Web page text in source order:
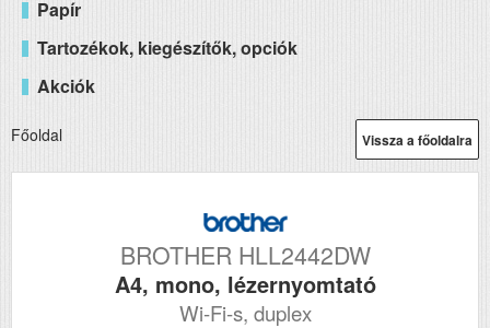
Papír
Tartozékok, kiegészítők, opciók
Akciók
Vissza a főoldalra
Főoldal
BROTHER HLL2442DW
A4, mono, lézernyomtató
Wi-Fi-s, duplex